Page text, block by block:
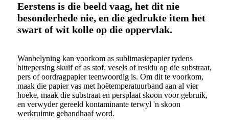
Eerstens is die beeld vaag, het dit nie
besonderhede nie, en die gedrukte item het
swart of wit kolle op die oppervlak.
Wanbelyning kan voorkom as sublimasiepapier tydens
hittepersing skuif of as stof, vesels of residu op die substraat,
pers of oordragpapier teenwoordig is. Om dit te voorkom,
maak die papier vas met hoëtemperatuurband aan al vier
hoeke, maak die substraat en persplaat skoon voor gebruik,
en verwyder gereeld kontaminante terwyl 'n skoon
werkruimte gehandhaaf word.